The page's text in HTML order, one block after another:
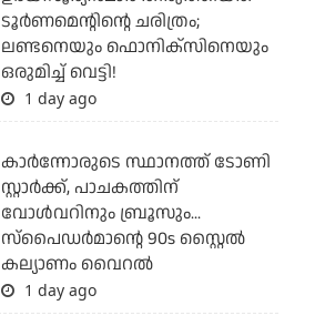
ടൂര്‍ണമെന്റിന്റെ ചരിത്രം;
ലണ്ടനെയും ഫൊനിക്‌സിനെയും
ഒരുമിച്ച് വെട്ടി!
1 day ago
കാര്‍ന്നോരുടെ സ്ഥാനത്ത് ടോണി
സ്റ്റാര്‍ക്ക്, പാചകത്തിന്
വോള്‍വറിനും ബ്രൂസും...
സ്‌പൈഡര്‍മാന്റെ 90s സ്റ്റൈല്‍
കല്യാണം വൈറല്‍
1 day ago